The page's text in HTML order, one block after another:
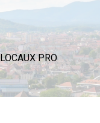
LOCAUX PRO